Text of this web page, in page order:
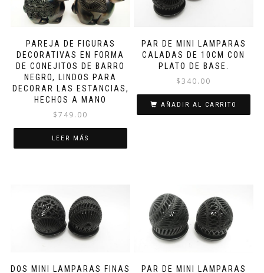
PAREJA DE FIGURAS
DECORATIVAS EN FORMA
DE CONEJITOS DE BARRO
NEGRO, LINDOS PARA
DECORAR LAS ESTANCIAS,
HECHOS A MANO
$749.00
LEER MÁS
PAR DE MINI LAMPARAS
CALADAS DE 10CM CON
PLATO DE BASE.
$340.00
AÑADIR AL CARRITO
DOS MINI LAMPARAS FINAS
PAR DE MINI LAMPARAS